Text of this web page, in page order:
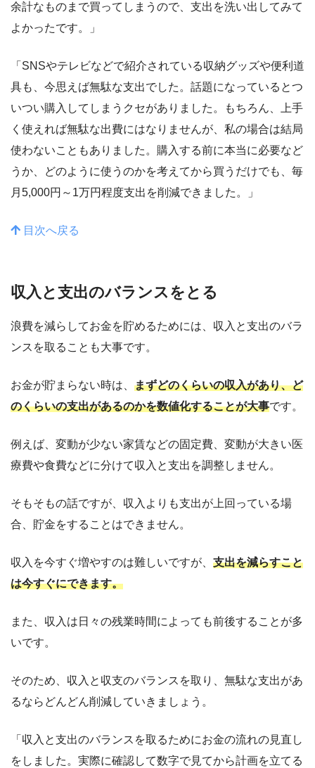
余計なものまで買ってしまうので、支出を洗い出してみて
よかったです。」
「SNSやテレビなどで紹介されている収納グッズや便利道
具も、今思えば無駄な支出でした。話題になっているとつ
いつい購入してしまうクセがありました。もちろん、上手
く使えれば無駄な出費にはなりませんが、私の場合は結局
使わないこともありました。購入する前に本当に必要など
うか、どのように使うのかを考えてから買うだけでも、毎
月5,000円～1万円程度支出を削減できました。」
目次へ戻る
収入と支出のバランスをとる
浪費を減らしてお金を貯めるためには、収入と支出のバラ
ンスを取ることも大事です。
お金が貯まらない時は、 まずどのくらいの収入があり、ど
のくらいの支出があるのかを数値化することが大事です。
例えば、変動が少ない家賃などの固定費、変動が大きい医
療費や食費などに分けて収入と支出を調整しません。
そもそもの話ですが、収入よりも支出が上回っている場
合、貯金をすることはできません。
収入を今すぐ増やすのは難しいですが、 支出を減らすこと
は今すぐにできます。
また、収入は日々の残業時間によっても前後することが多
いです。
そのため、収入と収支のバランスを取り、無駄な支出があ
るならどんどん削減していきましょう。
「収入と支出のバランスを取るためにお金の流れの見直し
をしました。実際に確認して数字で見てから計画を立てる